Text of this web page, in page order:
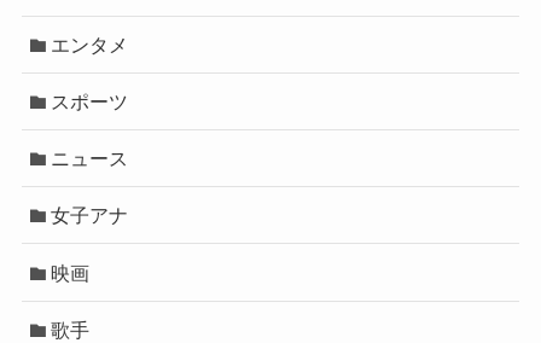
エンタメ
スポーツ
ニュース
女子アナ
映画
歌手